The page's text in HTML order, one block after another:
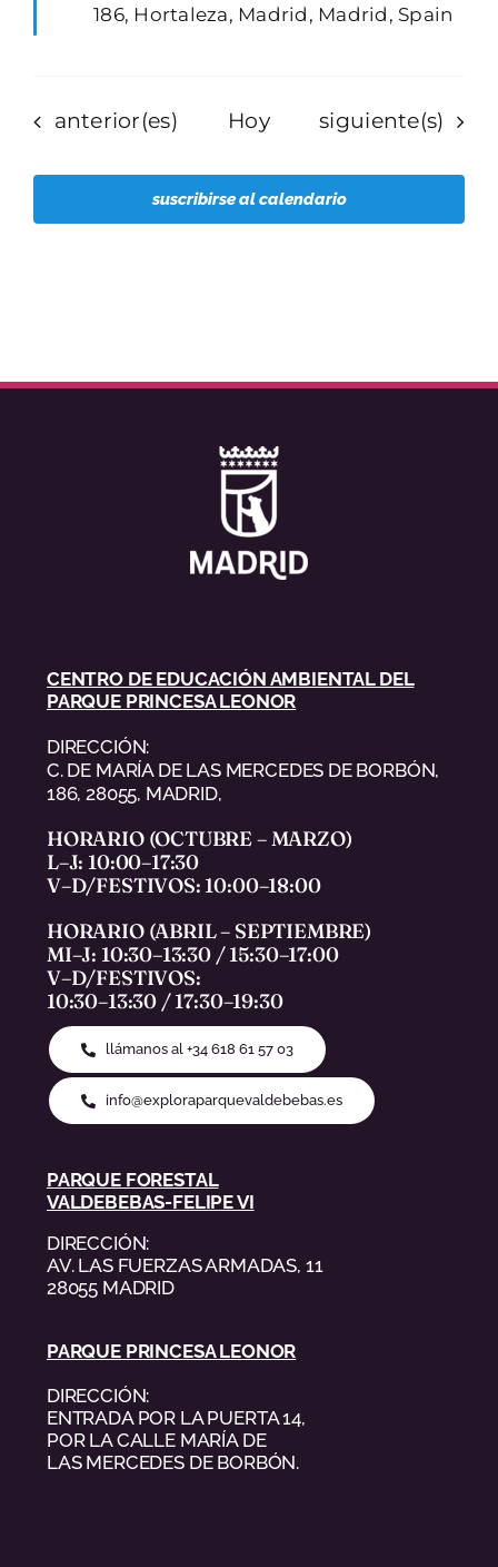
186, Hortaleza, Madrid, Madrid, Spain
Eventos
anterior(es) Hoy Eventos
siguiente(s)
suscribirse al calendario
CENTRO DE EDUCACIÓN AMBIENTAL DEL
PARQUE PRINCESA LEONOR
DIRECCIÓN:
C. DE MARÍA DE LAS MERCEDES DE BORBÓN,
186, 28055, MADRID,
HORARIO (OCTUBRE – MARZO)
L–J: 10:00–17:30
V–D/FESTIVOS: 10:00–18:00
HORARIO (ABRIL – SEPTIEMBRE)
MI–J: 10:30–13:30 / 15:30–17:00
V–D/FESTIVOS:
10:30–13:30 / 17:30–19:30
llámanos al +34 618 61 57 03
info@exploraparquevaldebebas.es
PARQUE FORESTAL
VALDEBEBAS-FELIPE VI
DIRECCIÓN:
AV. LAS FUERZAS ARMADAS, 11
28055 MADRID
PARQUE PRINCESA LEONOR
DIRECCIÓN:
ENTRADA POR LA PUERTA 14,
POR LA CALLE MARÍA DE
LAS MERCEDES DE BORBÓN.